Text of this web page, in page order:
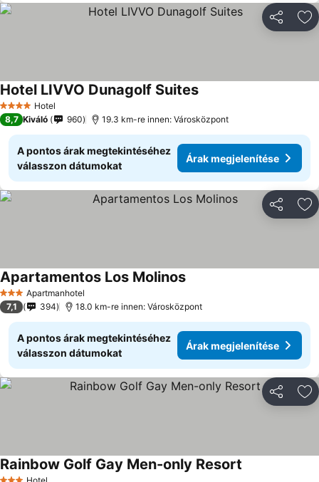
4 KategóriaHotel
Hotel LIVVO Dunagolf Suites
8,7 Kiváló 960 19.3 km-re innen: Városközpont
A pontos árak megtekintéséhez
válasszon dátumokat
Árak megjelenítése
3 KategóriaApartmanhotel
Apartamentos Los Molinos
7,1 394 18.0 km-re innen: Városközpont
A pontos árak megtekintéséhez
válasszon dátumokat
Árak megjelenítése
Hotel
Rainbow Golf Gay Men-only Resort